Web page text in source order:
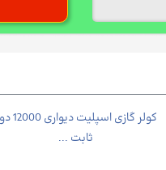
کولر گازی اسپلیت
ثابت ...